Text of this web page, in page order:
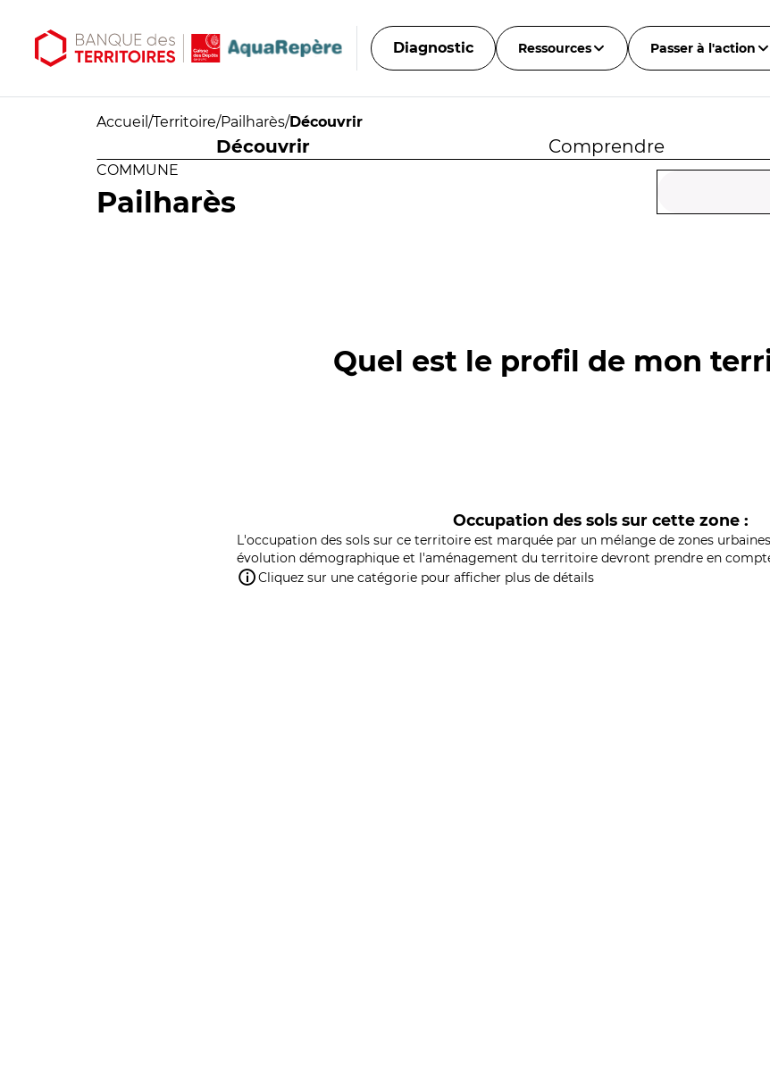
Diagnostic Ressources Passer à l'action
Accueil /Territoire/Pailharès/Découvrir
Découvrir Comprendre
COMMUNE
Pailharès
Quel est le profil de mon
Occupation des sols sur cette zone :
L'occupation des sols sur ce territoire est marquée par un mélange de zones
évolution démographique et l'aménagement du territoire devront prendre en
Cliquez sur une catégorie pour afficher plus de détails